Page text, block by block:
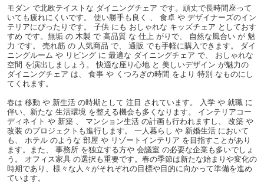
モダン で北欧テイストな ダイニングチェア です。頑丈で長時間座って
いても疲れにくいです。 使い勝手も良く 、 食卓 や デザイナーズのイン
テリアにぴったりです。 子供 にも おしゃれな キッズチェア としておす
すめ です。無垢 の 木製 で 高品質 な 仕上 がりで、 自然な風合い が 魅
力 です。 売れ筋 の 人気商品 で、 通販 でも手軽に購入できます。 ダイ
ニングルーム や リビング に 最適な ダイニングチェア で、 おしゃれな
空間 を演出しましょう。 快適な座り心地 と 美しいデザイン が魅力の
ダイニングチェア は、 食事 や くつろぎの時間 をより 特別 なものにし
てくれます。
春は 移動 や 新生活 の時期として 注目 されています。 入学 や 就職 に
伴い、新たな 生活環境 を整える機会も多くなります。 インテリアコー
ディネイト や 新築 、 マンション生活 の計画も行われますし、 改築 や
改装 のプロジェクトも進行します。 一人暮らし や 新婚生活 において
も、 ホテル のような 部屋 や リゾートインテリア を目指すことがあり
ます。また、 事務所 を独立する方や 会議室 の必要な企業も多いでしょ
う。 オフィス家具 の選択も重要です。春の季節は新たな始まりや変化の
時期であり、様々な人々がそれぞれの目標や目的に向かって準備を進め
ています。